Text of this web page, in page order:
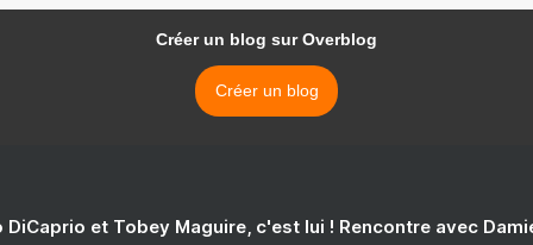
Créer un blog sur Overblog
Créer un blog
DiCaprio et Tobey Maguire, c'est lui ! Rencontre avec